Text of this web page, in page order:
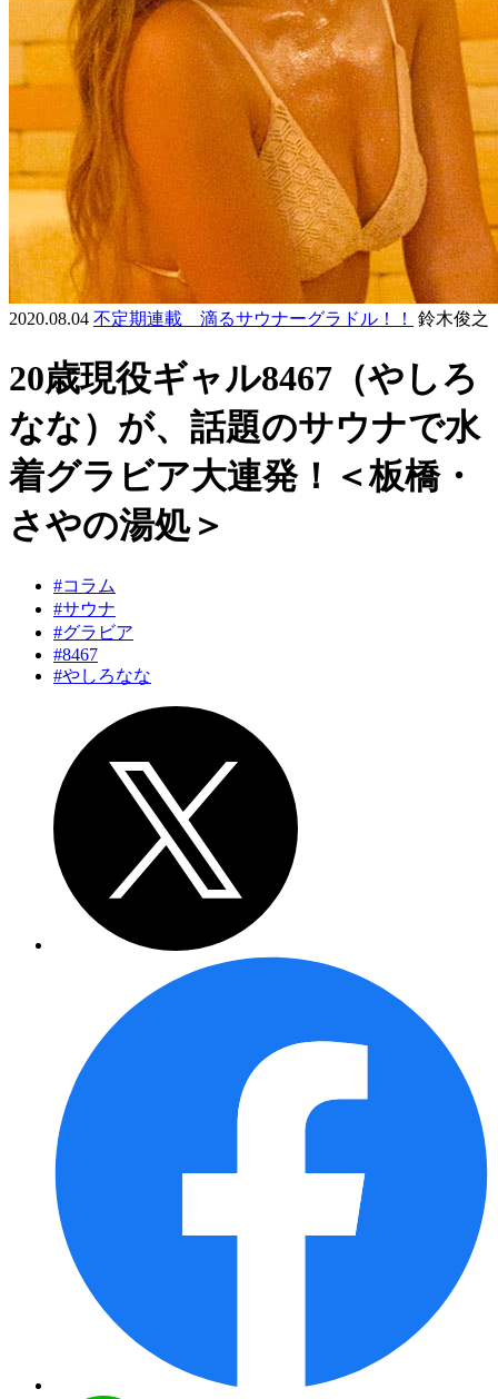
2020.08.04 不定期連載 滴るサウナーグラドル！！ 鈴木俊之
20歳現役ギャル8467（やしろ
なな）が、話題のサウナで水
着グラビア大連発！＜板橋・
さやの湯処＞
#コラム
#サウナ
#グラビア
#8467
#やしろなな